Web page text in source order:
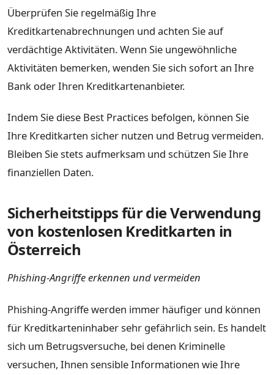
Überprüfen Sie regelmäßig Ihre
Kreditkartenabrechnungen und achten Sie auf
verdächtige Aktivitäten. Wenn Sie ungewöhnliche
Aktivitäten bemerken, wenden Sie sich sofort an Ihre
Bank oder Ihren Kreditkartenanbieter.
Indem Sie diese Best Practices befolgen, können Sie
Ihre Kreditkarten sicher nutzen und Betrug vermeiden.
Bleiben Sie stets aufmerksam und schützen Sie Ihre
finanziellen Daten.
Sicherheitstipps für die Verwendung
von kostenlosen Kreditkarten in
Österreich
Phishing-Angriffe erkennen und vermeiden
Phishing-Angriffe werden immer häufiger und können
für Kreditkarteninhaber sehr gefährlich sein. Es handelt
sich um Betrugsversuche, bei denen Kriminelle
versuchen, Ihnen sensible Informationen wie Ihre